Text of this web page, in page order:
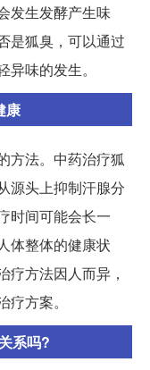
发生发酵产生味
是狐臭，可以通过
味的发生。
康
方法。中药治疗狐
源头上抑制汗腺分
时间可能会长一
体整体的健康状
疗方法因人而异，
方案。
系吗?